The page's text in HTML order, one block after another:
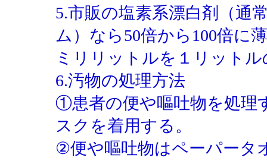
5.市販の塩素系漂白剤（通
ム）なら50倍から100倍に
ミリリットルを１リット
6.汚物の処理方法
①患者の便や嘔吐物を処理
スクを着用する。
②便や嘔吐物はペーパータ